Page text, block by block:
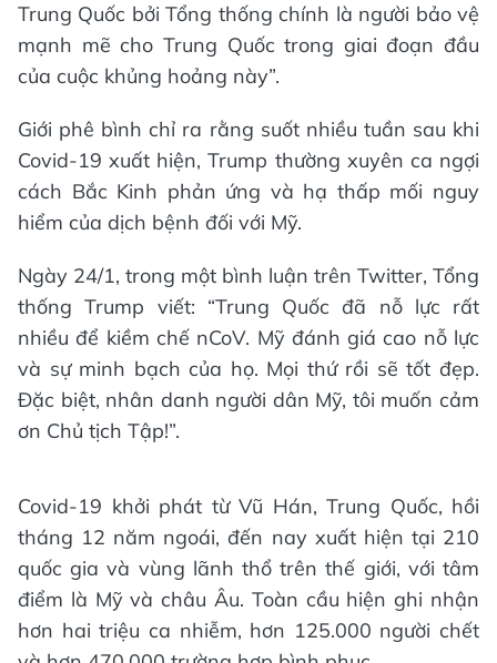
Trung Quốc bởi Tổng thống chính là người bảo vệ
mạnh mẽ cho Trung Quốc trong giai đoạn đầu
của cuộc khủng hoảng này”.
Giới phê bình chỉ ra rằng suốt nhiều tuần sau khi
Covid-19 xuất hiện, Trump thường xuyên ca ngợi
cách Bắc Kinh phản ứng và hạ thấp mối nguy
hiểm của dịch bệnh đối với Mỹ.
Ngày 24/1, trong một bình luận trên Twitter, Tổng
thống Trump viết: “Trung Quốc đã nỗ lực rất
nhiều để kiềm chế nCoV. Mỹ đánh giá cao nỗ lực
và sự minh bạch của họ. Mọi thứ rồi sẽ tốt đẹp.
Đặc biệt, nhân danh người dân Mỹ, tôi muốn cảm
ơn Chủ tịch Tập!”.
Covid-19 khởi phát từ Vũ Hán, Trung Quốc, hồi
tháng 12 năm ngoái, đến nay xuất hiện tại 210
quốc gia và vùng lãnh thổ trên thế giới, với tâm
điểm là Mỹ và châu Âu. Toàn cầu hiện ghi nhận
hơn hai triệu ca nhiễm, hơn 125.000 người chết